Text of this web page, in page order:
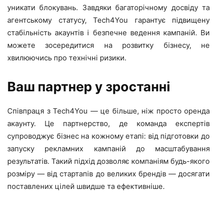
уникати блокувань. Завдяки багаторічному досвіду та
агентському статусу, Tech4You гарантує підвищену
стабільність акаунтів і безпечне ведення кампаній. Ви
можете зосередитися на розвитку бізнесу, не
хвилюючись про технічні ризики.
Ваш партнер у зростанні
Співпраця з Tech4You — це більше, ніж просто оренда
акаунту. Це партнерство, де команда експертів
супроводжує бізнес на кожному етапі: від підготовки до
запуску рекламних кампаній до масштабування
результатів. Такий підхід дозволяє компаніям будь-якого
розміру — від стартапів до великих брендів — досягати
поставлених цілей швидше та ефективніше.